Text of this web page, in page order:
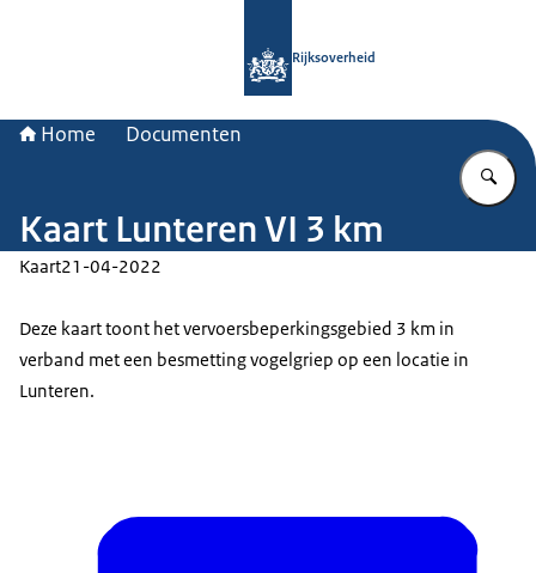
Rijksoverheid
Home Documenten
Kaart Lunteren VI 3 km
Kaart21-04-2022
Deze kaart toont het vervoersbeperkingsgebied 3 km in
verband met een besmetting vogelgriep op een locatie in
Lunteren.